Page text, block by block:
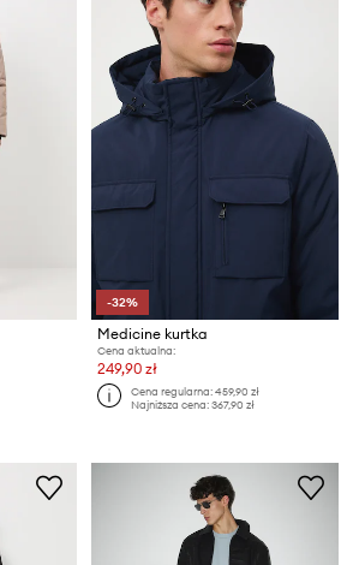
-32%
Medicine kurtka
Cena aktualna:
249,90 zł
Cena regularna:459,90 zł
Najniższa cena:367,90 zł